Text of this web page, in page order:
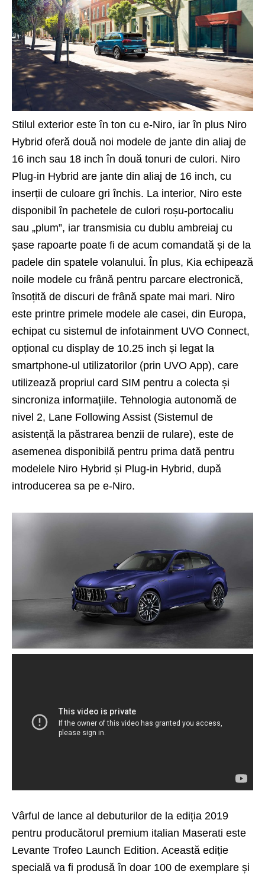
Stilul exterior este în ton cu e-Niro, iar în plus Niro
Hybrid oferă două noi modele de jante din aliaj de
16 inch sau 18 inch în două tonuri de culori. Niro
Plug-in Hybrid are jante din aliaj de 16 inch, cu
inserții de culoare gri închis. La interior, Niro este
disponibil în pachetele de culori roșu-portocaliu
sau „plum”, iar transmisia cu dublu ambreiaj cu
șase rapoarte poate fi de acum comandată și de la
padele din spatele volanului. În plus, Kia echipează
noile modele cu frână pentru parcare electronică,
însoțită de discuri de frână spate mai mari. Niro
este printre primele modele ale casei, din Europa,
echipat cu sistemul de infotainment UVO Connect,
opțional cu display de 10.25 inch și legat la
smartphone-ul utilizatorilor (prin UVO App), care
utilizează propriul card SIM pentru a colecta și
sincroniza informațiile. Tehnologia autonomă de
nivel 2, Lane Following Assist (Sistemul de
asistență la păstrarea benzii de rulare), este de
asemenea disponibilă pentru prima dată pentru
modelele Niro Hybrid și Plug-in Hybrid, după
introducerea sa pe e-Niro.
Vârful de lance al debuturilor de la ediția 2019
pentru producătorul premium italian Maserati este
Levante Trofeo Launch Edition. Această ediție
specială va fi produsă în doar 100 de exemplare și